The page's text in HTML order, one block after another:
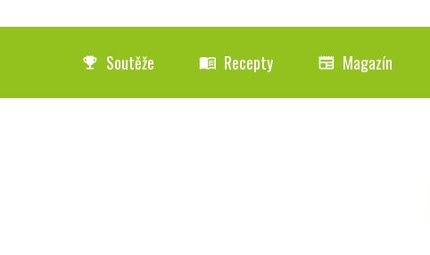
emoji_events Soutěže menu_book Recepty newspaper Magazín